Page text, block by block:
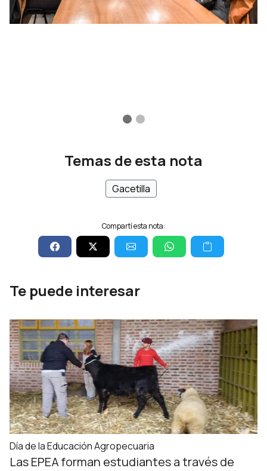
Temas de esta nota
Gacetilla
Compartí esta nota:
Te puede interesar
Día de la Educación Agropecuaria
Las EPEA forman estudiantes a través de